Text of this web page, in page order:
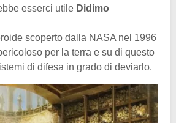
esserci utile Didimo
scoperto dalla NASA nel 1996
per la terra e su di questo
di difesa in grado di deviarlo.